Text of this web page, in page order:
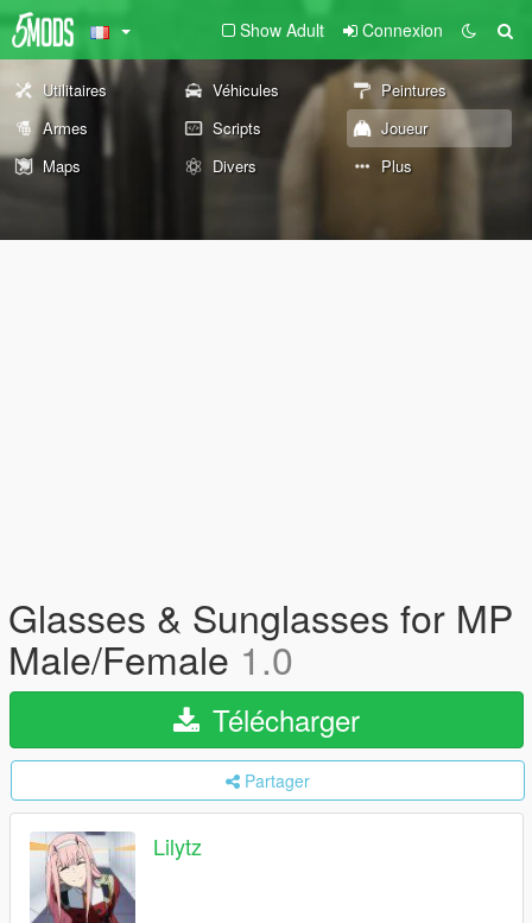
Show Adult Connexion
Utilitaires Véhicules
Peintures
Armes
Scripts
Joueur
Maps
Divers Plus
Glasses & Sunglasses for MP
Male/Female 1.0
Télécharger
Partager
Lilytz